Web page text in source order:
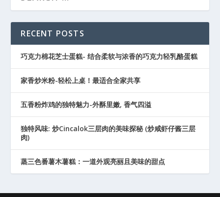
RECENT POSTS
巧克力棉花芝士蛋糕- 结合柔软与浓香的巧克力轻乳酪蛋糕
家香炒米粉-轻松上桌！最适合全家共享
五香粉炸鸡的独特魅力-外酥里嫩, 香气四溢
独特风味: 炒Cincalok三层肉的美味探秘 (炒咸虾仔酱三层
肉)
蒸三色番薯木薯糕：一道外观亮丽且美味的甜点